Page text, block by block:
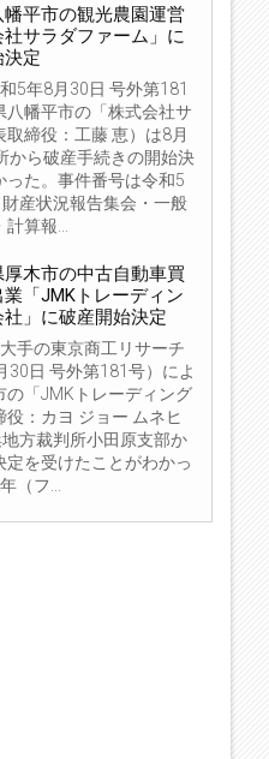
平市の観光農園運営
社サラダファーム」に
定
5年8月30日 号外第181
幡平市の「株式会社サ
締役：工藤 恵）は8月
から破産手続きの開始決
った。事件番号は令和5
産状況報告集会・一般
算報...
木市の中古自動車買
「JMKトレーディン
社」に破産開始決定
手の東京商工リサーチ
30日 号外第181号）によ
の「JMKトレーディング
：カヨ ジョー ムネヒ
方裁判所小田原支部か
定を受けたことがわかっ
（フ...